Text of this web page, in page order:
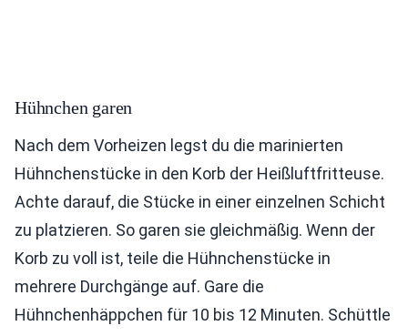
Hühnchen garen
Nach dem Vorheizen legst du die marinierten
Hühnchenstücke in den Korb der Heißluftfritteuse.
Achte darauf, die Stücke in einer einzelnen Schicht
zu platzieren. So garen sie gleichmäßig. Wenn der
Korb zu voll ist, teile die Hühnchenstücke in
mehrere Durchgänge auf. Gare die
Hühnchenhäppchen für 10 bis 12 Minuten. Schüttle